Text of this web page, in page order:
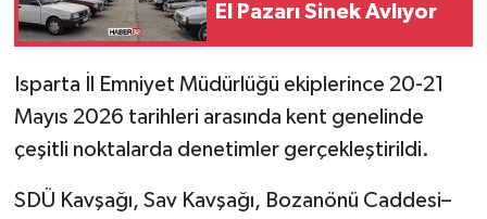
El Pazarı Sinek Avlıyor
Isparta İl Emniyet Müdürlüğü ekiplerince 20-21
Mayıs 2026 tarihleri arasında kent genelinde
çeşitli noktalarda denetimler gerçekleştirildi.
SDÜ Kavşağı, Sav Kavşağı, Bozanönü Caddesi–
SAĞLIK
Tarihi Yapılarımız